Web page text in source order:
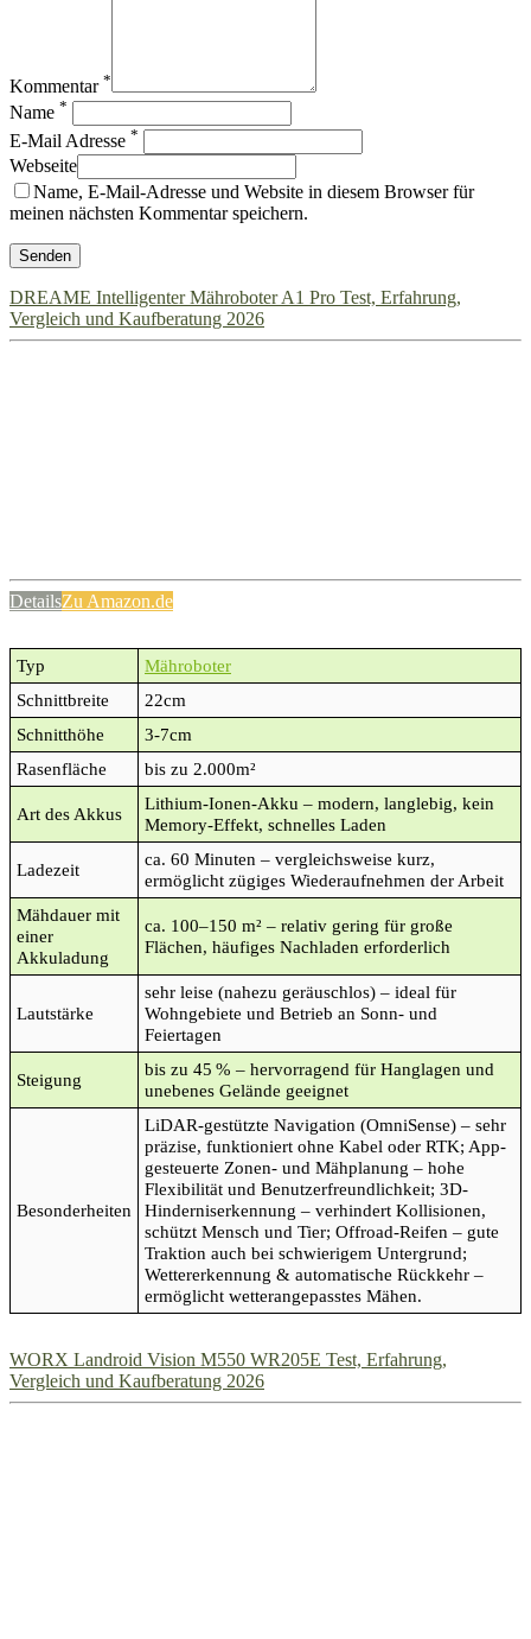
Kommentar *
Name *
E-Mail Adresse *
Webseite
Name, E-Mail-Adresse und Website in diesem Browser für
meinen nächsten Kommentar speichern.
DREAME Intelligenter Mähroboter A1 Pro Test, Erfahrung,
Vergleich und Kaufberatung 2026
DetailsZu Amazon.de
Typ
Mähroboter
Schnittbreite
22cm
Schnitthöhe
3-7cm
Rasenfläche
bis zu 2.000m²
Art des Akkus
Lithium-Ionen-Akku – modern, langlebig, kein
Memory-Effekt, schnelles Laden
Ladezeit
ca. 60 Minuten – vergleichsweise kurz,
ermöglicht zügiges Wiederaufnehmen der Arbeit
Mähdauer mit
einer
Akkuladung
ca. 100–150 m² – relativ gering für große
Flächen, häufiges Nachladen erforderlich
Lautstärke
sehr leise (nahezu geräuschlos) – ideal für
Wohngebiete und Betrieb an Sonn- und
Feiertagen
Steigung
bis zu 45 % – hervorragend für Hanglagen und
unebenes Gelände geeignet
Besonderheiten
LiDAR-gestützte Navigation (OmniSense) – sehr
präzise, funktioniert ohne Kabel oder RTK; App-
gesteuerte Zonen- und Mähplanung – hohe
Flexibilität und Benutzerfreundlichkeit; 3D-
Hinderniserkennung – verhindert Kollisionen,
schützt Mensch und Tier; Offroad-Reifen – gute
Traktion auch bei schwierigem Untergrund;
Wettererkennung & automatische Rückkehr –
ermöglicht wetterangepasstes Mähen.
WORX Landroid Vision M550 WR205E Test, Erfahrung,
Vergleich und Kaufberatung 2026